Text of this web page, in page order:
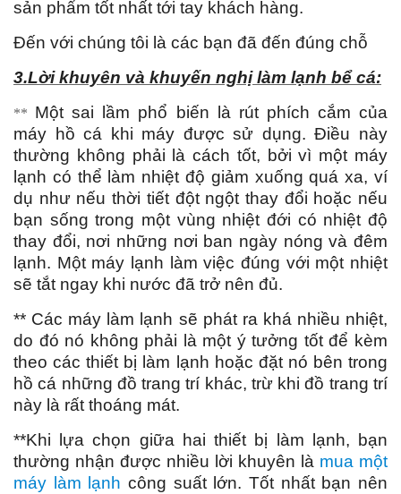
sản phẩm tốt nhất tới tay khách hàng.
Đến với chúng tôi là các bạn đã đến đúng chỗ
3.Lời khuyên và khuyến nghị làm lạnh bể cá:
** Một sai lầm phổ biến là rút phích cắm của
máy hồ cá khi máy được sử dụng. Điều này
thường không phải là cách tốt, bởi vì một máy
lạnh có thể làm nhiệt độ giảm xuống quá xa, ví
dụ như nếu thời tiết đột ngột thay đổi hoặc nếu
bạn sống trong một vùng nhiệt đới có nhiệt độ
thay đổi, nơi những nơi ban ngày nóng và đêm
lạnh. Một máy lạnh làm việc đúng với một nhiệt
sẽ tắt ngay khi nước đã trở nên đủ.
** Các máy làm lạnh sẽ phát ra khá nhiều nhiệt,
do đó nó không phải là một ý tưởng tốt để kèm
theo các thiết bị làm lạnh hoặc đặt nó bên trong
hồ cá những đồ trang trí khác, trừ khi đồ trang trí
này là rất thoáng mát.
**Khi lựa chọn giữa hai thiết bị làm lạnh, bạn
thường nhận được nhiều lời khuyên là mua một
máy làm lạnh công suất lớn. Tốt nhất bạn nên